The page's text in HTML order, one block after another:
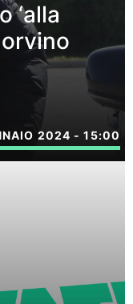
‘alla
2024 - 15:00